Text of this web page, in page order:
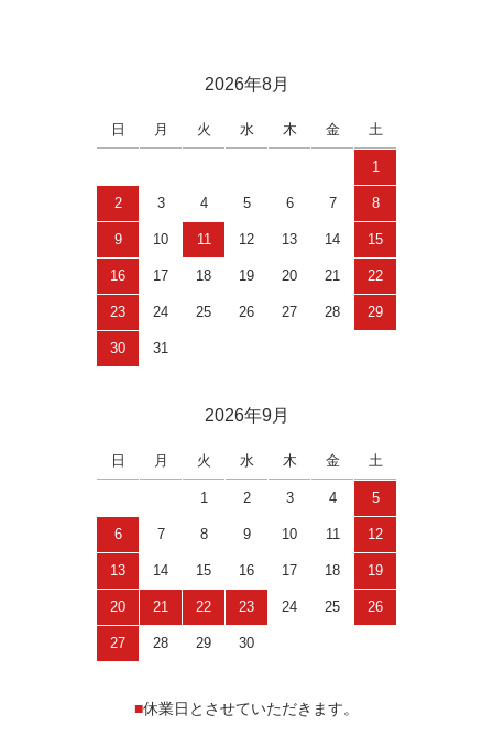
2026年8月
日 月 火 水 木 金 土
1
2 3 4 5 6 7 8
9 10 11 12 13 14 15
16 17 18 19 20 21 22
23 24 25 26 27 28 29
30 31
2026年9月
日 月 火 水 木 金 土
1 2 3 4 5
6 7 8 9 10 11 12
13 14 15 16 17 18 19
20 21 22 23 24 25 26
27 28 29 30
■休業日とさせていただきます。